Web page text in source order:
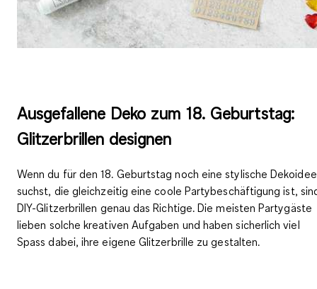
Ausgefallene Deko zum 18. Geburtstag:
Glitzerbrillen designen
Wenn du für den 18. Geburtstag noch eine stylische Dekoidee
suchst, die gleichzeitig einecoole Partybeschäftigung ist,
DIY-Glitzerbrillen genau das Richtige. Die meisten Partygäste
lieben solche kreativen Aufgaben und haben sicherlichviel
Spass dabei, ihre eigeneGlitzerbrille zu gestalten.